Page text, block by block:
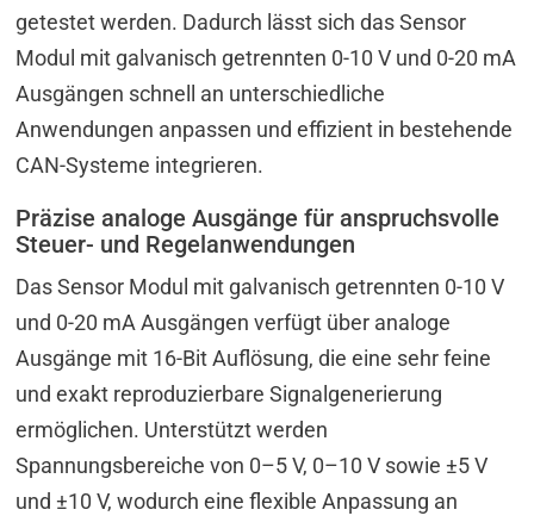
getestet werden. Dadurch lässt sich das Sensor
Modul mit galvanisch getrennten 0-10 V und 0-20 mA
Ausgängen schnell an unterschiedliche
Anwendungen anpassen und effizient in bestehende
CAN-Systeme integrieren.
Präzise analoge Ausgänge für anspruchsvolle
Steuer- und Regelanwendungen
Das Sensor Modul mit galvanisch getrennten 0-10 V
und 0-20 mA Ausgängen verfügt über analoge
Ausgänge mit 16-Bit Auflösung, die eine sehr feine
und exakt reproduzierbare Signalgenerierung
ermöglichen. Unterstützt werden
Spannungsbereiche von 0–5 V, 0–10 V sowie ±5 V
und ±10 V, wodurch eine flexible Anpassung an